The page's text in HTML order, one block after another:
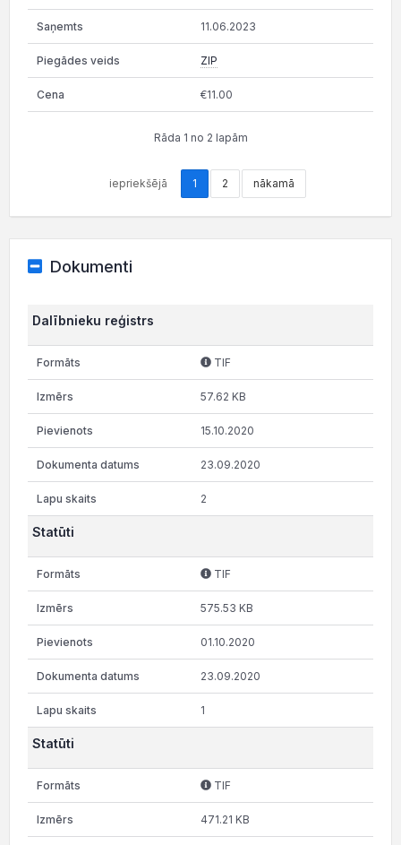
11.06.2023
ZIP
€11.00
Rāda 1 no 2 lapām
iepriekšējā 1 2 nākamā
Dokumenti
Dalībnieku reģistrs
TIF
57.62 KB
15.10.2020
23.09.2020
2
Statūti
TIF
575.53 KB
01.10.2020
23.09.2020
1
Statūti
TIF
471.21 KB